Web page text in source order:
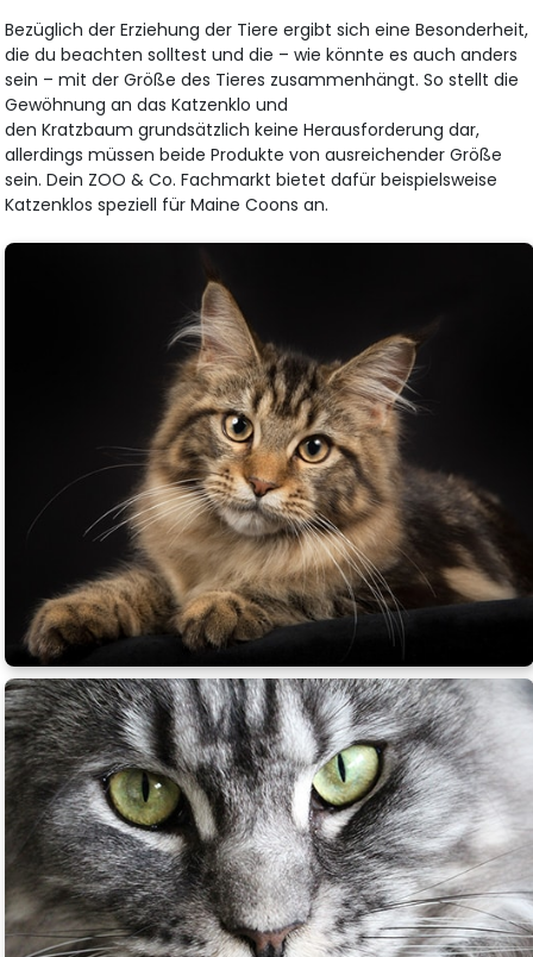
Bezüglich der Erziehung der Tiere ergibt sich eine Besonderheit,
die du beachten solltest und die – wie könnte es auch anders
sein – mit der Größe des Tieres zusammenhängt. So stellt die
Gewöhnung an das Katzenklo und
den Kratzbaum grundsätzlich keine Herausforderung dar,
allerdings müssen beide Produkte von ausreichender Größe
sein. Dein ZOO & Co. Fachmarkt bietet dafür beispielsweise
Katzenklos speziell für Maine Coons an.